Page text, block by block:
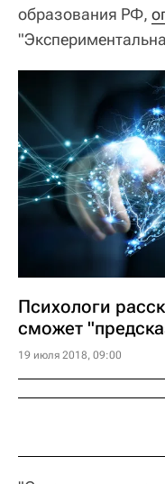
образования РФ,
Психологи
сможет
19 июля 2018, 09:00